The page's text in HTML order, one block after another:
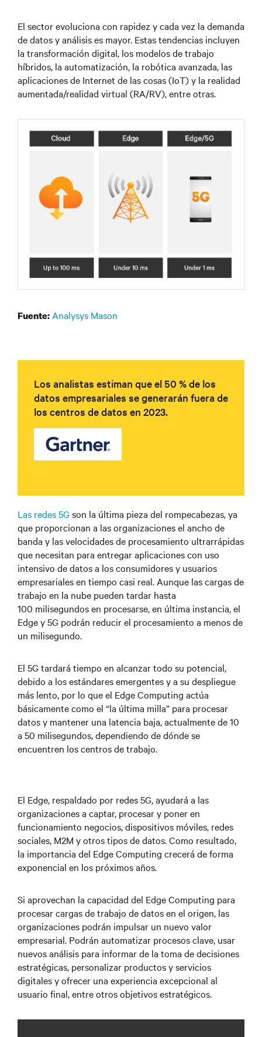
El sector evoluciona con rapidez y cada vez la demanda
de datos y análisis es mayor. Estas tendencias incluyen
la transformación digital, los modelos de trabajo
híbridos, la automatización, la robótica avanzada, las
aplicaciones de Internet de las cosas (IoT) y la realidad
aumentada/realidad virtual (RA/RV), entre otras.
Fuente: Analysys Mason
Los analistas estiman que el 50 % de los
datos empresariales se generarán fuera de
los centros de datos en 2023.
Las redes 5Gson la última pieza del rompecabezas, ya
que proporcionan a las organizaciones el ancho de
banda y las velocidades de procesamiento ultrarrápidas
que necesitan para entregar aplicaciones con uso
intensivo de datos a los consumidores y usuarios
empresariales en tiempo casi real. Aunque las cargas de
trabajo en la nube pueden tardar hasta
100 milisegundos en procesarse, en última instancia, el
Edge y 5G podrán reducir el procesamiento a menos de
un milisegundo.
El 5G tardará tiempo en alcanzar todo su potencial,
debido a los estándares emergentes y a su despliegue
más lento, por lo que el Edge Computing actúa
básicamente como el “la última milla” para procesar
datos y mantener una latencia baja, actualmente de 10
a 50 milisegundos, dependiendo de dónde se
encuentren los centros de trabajo.
El Edge, respaldado por redes 5G, ayudará a las
organizaciones a captar, procesar y poner en
funcionamiento negocios, dispositivos móviles, redes
sociales, M2M y otros tipos de datos. Como resultado,
la importancia del Edge Computing crecerá de forma
exponencial en los próximos años.
Si aprovechan la capacidad del Edge Computing para
procesar cargas de trabajo de datos en el origen, las
organizaciones podrán impulsar un nuevo valor
empresarial. Podrán automatizar procesos clave, usar
nuevos análisis para informar de la toma de decisiones
estratégicas, personalizar productos y servicios
digitales y ofrecer una experiencia excepcional al
usuario final, entre otros objetivos estratégicos.